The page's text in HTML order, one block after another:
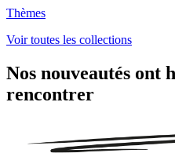
Thèmes
Voir toutes les collections
Nos nouveautés ont
rencontrer